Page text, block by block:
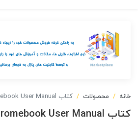
خانه محصولات کتاب Chromebook User Manual
کتاب Chromebook User Manual